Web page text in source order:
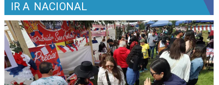
IR A NACIONAL